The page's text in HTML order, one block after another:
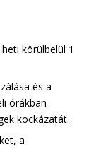
körülbelül 1
és a
órákban
kockázatát.
a